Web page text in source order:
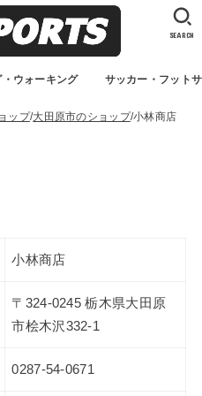
ウォーキング サッカー・フット
SEARCH
ップ 大田原市のショップ 小林商店
小林商店
〒324-0245 栃木県大田原
市桧木沢332-1
0287-54-0671